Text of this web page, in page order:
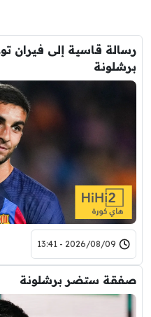
رسالة قاسية إلى فيران
برشلونة
2026/08/09 - 13:41
صفقة ستضر برشلونة